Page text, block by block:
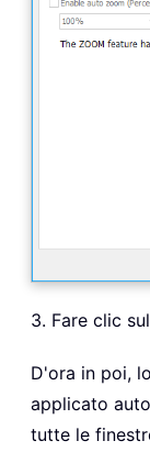
3. Fare clic
D'ora in poi,
applicato
tutte le